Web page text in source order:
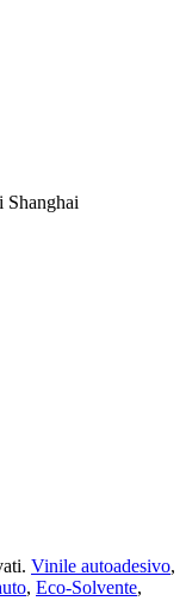
Shanghai
Vinile autoadesivo,
, Eco-Solvente,